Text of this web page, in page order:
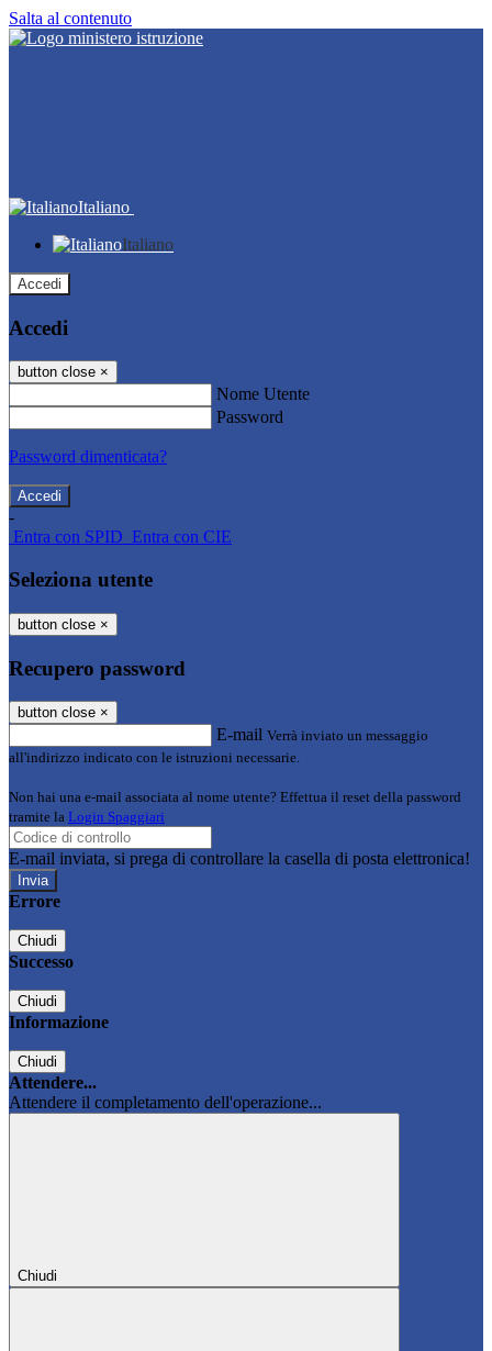
Salta al contenuto
Italiano
Italiano
Accedi
Accedi
button close ×
Nome Utente
Password
Password dimenticata?
-
Entra con SPID Entra con CIE
Seleziona utente
button close ×
Recupero password
button close ×
E-mail Verrà inviato un messaggio
all'indirizzo indicato con le istruzioni necessarie.
Non hai una e-mail associata al nome utente? Effettua il reset della password
tramite la Login Spaggiari
E-mail inviata, si prega di controllare la casella di posta elettronica!
Errore
Chiudi
Successo
Chiudi
Informazione
Chiudi
Attendere...
Attendere il completamento dell'operazione...
Chiudi